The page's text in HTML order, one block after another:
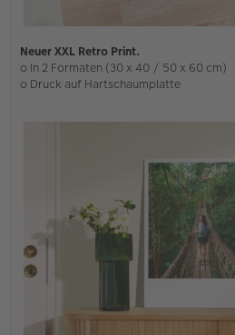
Neuer XXL Retro Print.
o In 2 Formaten (30 x 40 / 50 x 60 cm)
o Druck auf Hartschaumplatte